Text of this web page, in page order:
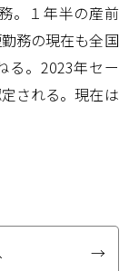
。１年半の産前
務の現在も全国
る。2023年セー
される。現在は